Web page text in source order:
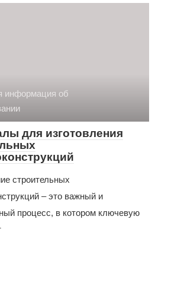
информация об
для изготовления
строительных
– это важный и
процесс, в котором ключевую